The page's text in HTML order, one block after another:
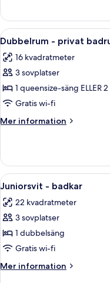
dubbelrum
privat
Öppna
alla
foton
för
Dubbelrum
-
privat
badrum
annex
4
Dubbelrum - privat
16 kvadratmeter
3 sovplatser
1 queensize-säng ELLER
Gratis wi-fi
Mer information
Mer
-
privat
badrum
annex
Öppna
alla
foton
för
Juniorsvit
-
badkar
6
Juniorsvit - badkar
22 kvadratmeter
3 sovplatser
1 dubbelsäng
Gratis wi-fi
Mer information
Mer